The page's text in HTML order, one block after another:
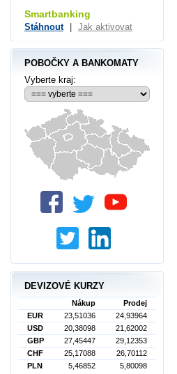
Smartbanking
Stáhnout Jak aktivovat
POBOČKY A BANKOMATY
Vyberte kraj:
DEVIZOVÉ KURZY
Nákup
Prodej
EUR
23,51036
24,93964
USD
20,38098
21,62002
GBP
27,45447
29,12353
CHF
25,17088
26,70112
PLN
5,46852 5,80098